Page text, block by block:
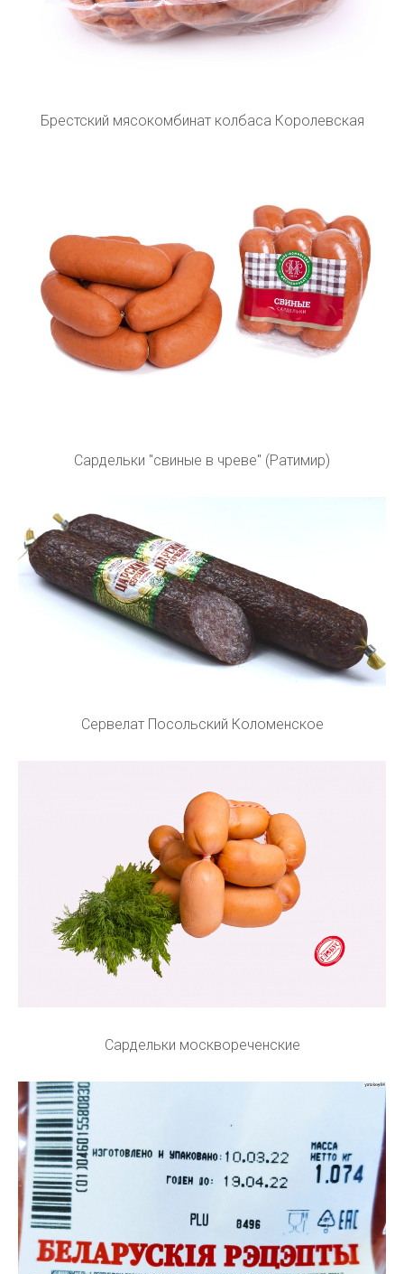
Брестский мясокомбинат колбаса Королевская
Сардельки "свиные в чреве" (Ратимир)
Сервелат Посольский Коломенское
Сардельки москвореченские